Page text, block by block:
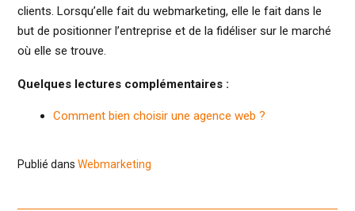
clients. Lorsqu’elle fait du webmarketing, elle le fait dans le
but de positionner l’entreprise et de la fidéliser sur le marché
où elle se trouve.
Quelques lectures complémentaires :
Comment bien choisir une agence web ?
Publié dans Webmarketing